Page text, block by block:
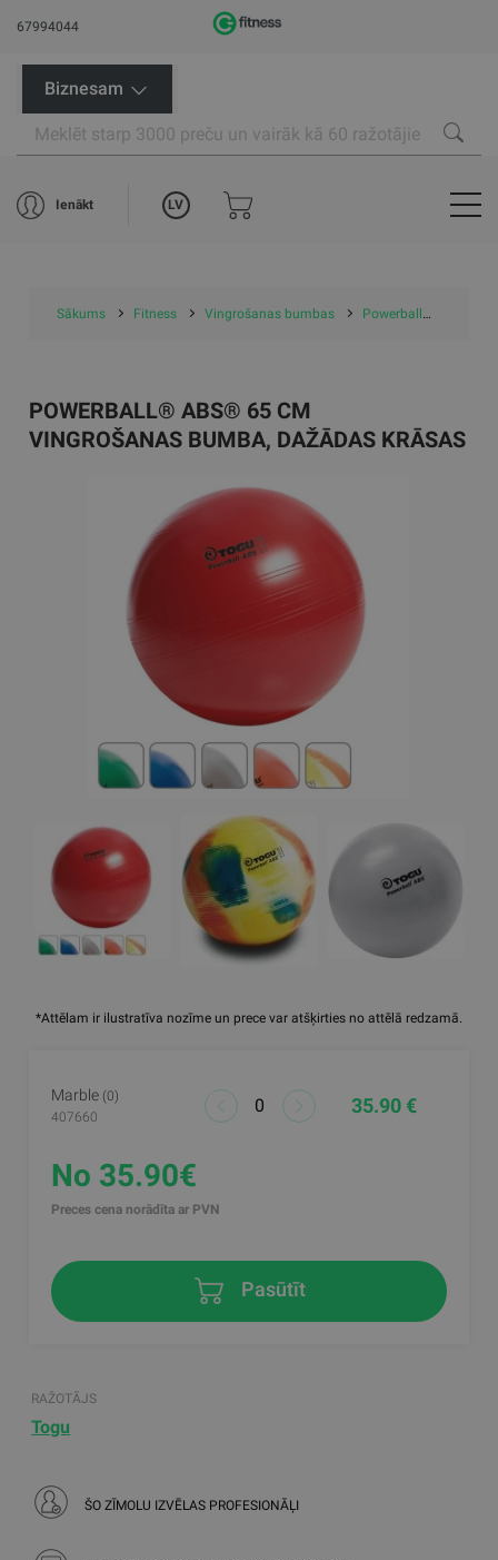
67994044
Biznesam
Ienākt LV
Sākums Fitness Vingrošanas bumbas Powerball® ABS® 65 cm vingrošanas bumba, dažādas krāsas
*Attēlam ir ilustratīva nozīme un prece var atšķirties no attēlā redzamā.
POWERBALL® ABS® 65 CM
VINGROŠANAS BUMBA, DAŽĀDAS KRĀSAS
Marble (0)
407660
35.90 €
No 35.90€
Preces cena norādīta ar PVN
Pasūtīt
RAŽOTĀJS
Togu
ŠO ZĪMOLU IZVĒLAS PROFESIONĀĻI